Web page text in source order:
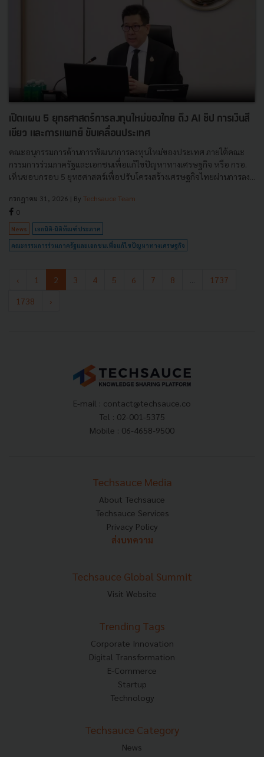
เปิดแผน 5 ยุทธศาสตร์การลงทุนใหม่ของไทย ดึง AI ชิป การเงินสี
เขียว และการแพทย์ ขับเคลื่อนประเทศ
คณะอนุกรรมการด้านการพัฒนาการลงทุนใหม่ของประเทศ ภายใต้คณะ
กรรมการร่วมภาครัฐและเอกชนเพื่อแก้ไขปัญหาทางเศรษฐกิจ หรือ กรอ.
เห็นชอบกรอบ 5 ยุทธศาสตร์เพื่อปรับโครงสร้างเศรษฐกิจไทยผ่านการลง...
กรกฎาคม 31, 2026 | By Techsauce Team
0
News เอกนิติ-นิติทัณฑ์ประภาศ
คณะกรรมการร่วมภาครัฐและเอกชนเพื่อแก้ไขปัญหาทางเศรษฐกิจ
‹ 1 2 3 4 5 6 7 8
1737
1738
›
E-mail : contact@techsauce.co
Tel : 02-001-5375
Mobile : 06-4658-9500
Techsauce Media
About Techsauce
Techsauce Services
Privacy Policy
ส่งบทความ
Techsauce Global Summit
Visit Website
Trending Tags
Corporate Innovation
Digital Transformation
E-Commerce
Startup
Technology
Techsauce Category
News